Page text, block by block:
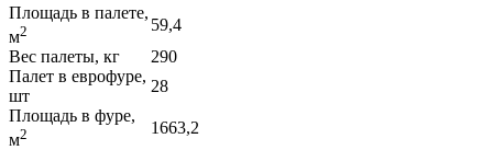
Площадь в палете,
м2
59,4
Вес палеты, кг
290
Палет в еврофуре,
шт
28
Площадь в фуре,
м2 1663,2